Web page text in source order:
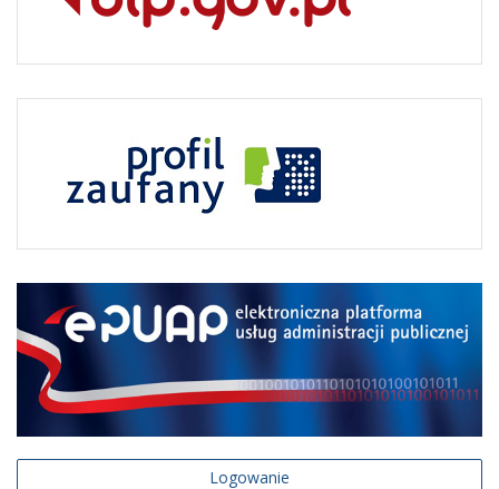
Logowanie